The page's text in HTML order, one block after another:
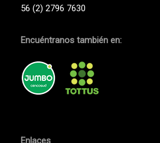
56 (2) 2796 7630
Encuéntranos también en:
Enlaces